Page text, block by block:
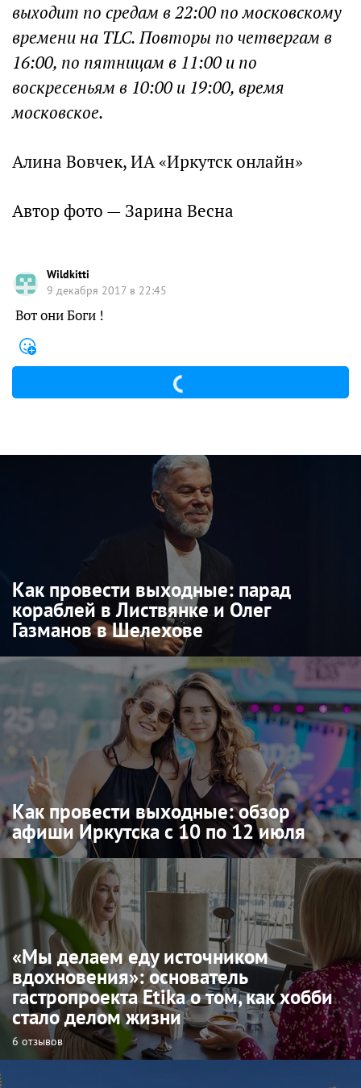
выходит по средам в 22:00 по московскому
времени на TLC. Повторы по четвергам в
16:00, по пятницам в 11:00 и по
воскресеньям в 10:00 и 19:00, время
московское.
Алина Вовчек, ИА «Иркутск онлайн»
Автор фото — Зарина Весна
Wildkitti
9 декабря 2017 в 22:45
Вот они Боги !
Как провести выходные: парад
кораблей в Листвянке и Олег
Газманов в Шелехове
Как провести выходные: обзор
афиши Иркутска с 10 по 12 июля
«Мы делаем еду источником
вдохновения»: основатель
гастропроекта Etika о том, как хобби
стало делом жизни
6 отзывов